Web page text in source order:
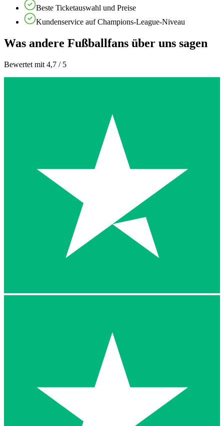
Beste Ticketauswahl und Preise
Kundenservice auf Champions-League-Niveau
Was andere Fußballfans über uns sagen
Bewertet mit 4,7 / 5